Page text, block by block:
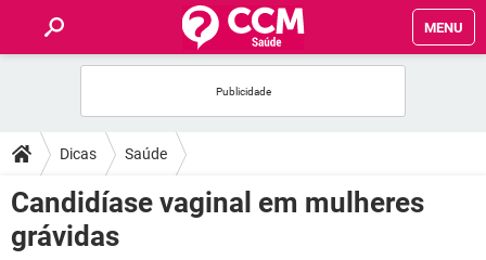
MENU
FÓRUM
SAÚDE
FAMÍLIA
Dicas Saúde
Candidíase vaginal em mulheres
grávidas